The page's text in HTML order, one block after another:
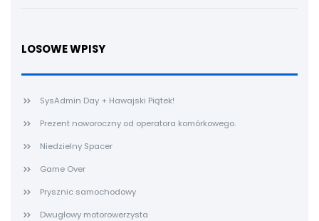
LOSOWE WPISY
SysAdmin Day + Hawajski Piątek!
Prezent noworoczny od operatora komórkowego.
Niedzielny Spacer
Game Over
Prysznic samochodowy
Dwugłowy motorowerzysta